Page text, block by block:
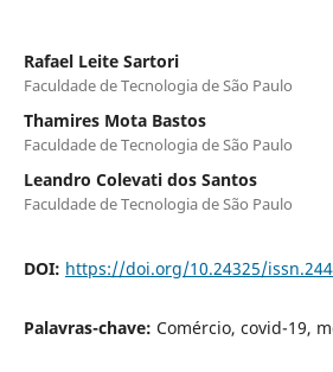
Rafael Leite Sartori
Faculdade de Tecnologia de São Paulo
Thamires Mota Bastos
Faculdade de Tecnologia de São Paulo
Leandro Colevati dos Santos
Faculdade de Tecnologia de São Paulo
DOI: https://doi.org/10.24325/
Palavras-chave: Comércio, covid-19,